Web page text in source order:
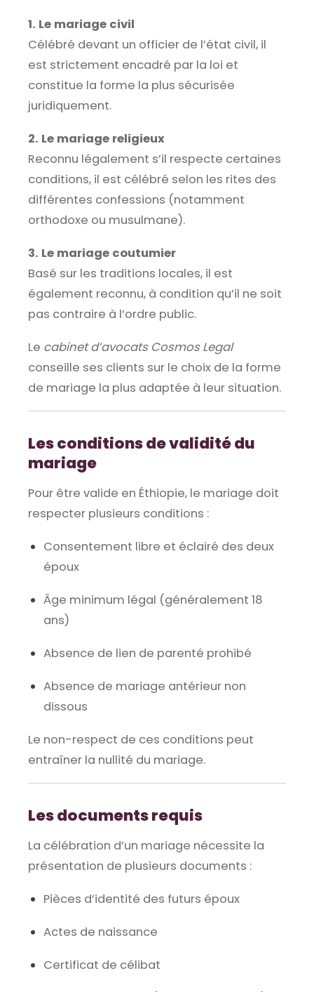
1. Le mariage civil
Célébré devant un officier de l’état civil, il
est strictement encadré par la loi et
constitue la forme la plus sécurisée
juridiquement.
2. Le mariage religieux
Reconnu légalement s’il respecte certaines
conditions, il est célébré selon les rites des
différentes confessions (notamment
orthodoxe ou musulmane).
3. Le mariage coutumier
Basé sur les traditions locales, il est
également reconnu, à condition qu’il ne soit
pas contraire à l’ordre public.
Le cabinet d’avocats Cosmos Legal
conseille ses clients sur le choix de la forme
de mariage la plus adaptée à leur situation.
Les conditions de validité du
mariage
Pour être valide en Éthiopie, le mariage doit
respecter plusieurs conditions :
Consentement libre et éclairé des deux
époux
Âge minimum légal (généralement 18
ans)
Absence de lien de parenté prohibé
Absence de mariage antérieur non
dissous
Le non-respect de ces conditions peut
entraîner la nullité du mariage.
Les documents requis
La célébration d’un mariage nécessite la
présentation de plusieurs documents :
Pièces d’identité des futurs époux
Actes de naissance
Certificat de célibat